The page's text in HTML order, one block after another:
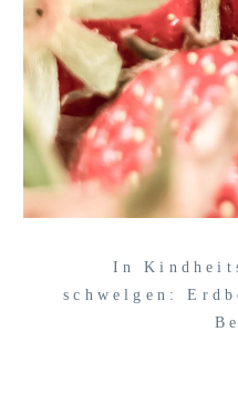
In
schwelgen: